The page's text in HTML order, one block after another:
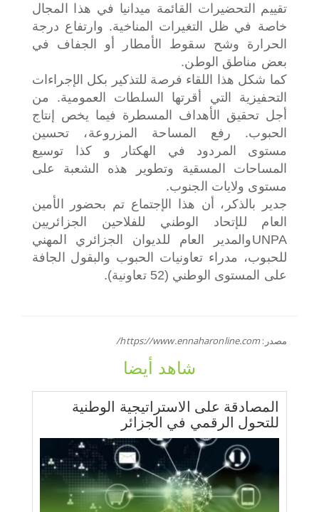
تقييم التحضيرات القائمة ميدانيا في هذا المجال
خاصة في ظل التغيرات المناخية. وارتفاع درجة
الحرارة وشح سقوط الأمطار أو الجفاف في
بعض مناطق الوطن.
كما شكل هذا اللقاء فرصة للتذكير بكل الإجراءات
التحفيزية التي أقرتها السلطات العمومية. من
أجل تحقيق الأهداف المسطرة فيما يخص إنتاج
الحبوب. رفع المساحة المزروعة، تحسين
مستوى المردود في الهكتار و كذا توسيع
المساحات المسقية وتطوير هذه الشعبة على
مستوى ولايات الجنوب.
جدير بالذكر، أن هذا الإجتماع تم بحضور الأمين
العام للإتحاد الوطني للفلاحين الجزائريين
UNPAوالمدير العام للديوان الجزائري المهني
للحبوب، مدراء تعاونيات الحبوب والبقول الجافة
على المستوى الوطني (52 تعاونية).
مصدر:https://www.ennaharonline.com/
شاهد أيضا
المصادقة على الاستراتيجية الوطنية
للتحول الرقمي في الجزائر